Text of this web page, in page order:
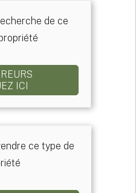
de ce
ICI
ce type de